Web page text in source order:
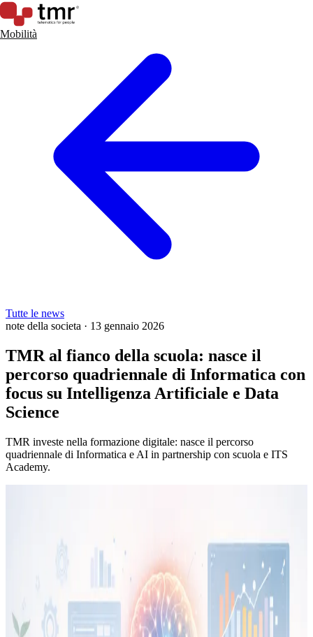
Mobilità
Tutte le news
note della societa · 13 gennaio 2026
TMR al fianco della scuola: nasce il
percorso quadriennale di Informatica con
focus su Intelligenza Artificiale e Data
Science
TMR investe nella formazione digitale: nasce il percorso
quadriennale di Informatica e AI in partnership con scuola e ITS
Academy.